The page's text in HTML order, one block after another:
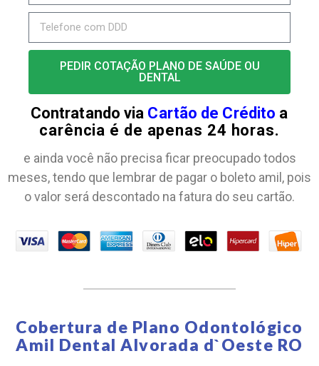
PEDIR COTAÇÃO PLANO DE SAÚDE OU
DENTAL
Contratando via Cartão de Crédito a
carência é de apenas 24 horas.
e ainda você não precisa ficar preocupado todos
meses, tendo que lembrar de pagar o boleto amil, pois
o valor será descontado na fatura do seu cartão.
Cobertura de Plano Odontológico
Amil Dental Alvorada d`Oeste RO